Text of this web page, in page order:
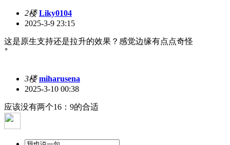
2楼 Liky0104
2025-3-9 23:15
这是原生支持还是拉升的效果？感觉边缘有点点奇怪
3楼 miharusena
2025-3-10 00:38
应该没有两个16：9的合适